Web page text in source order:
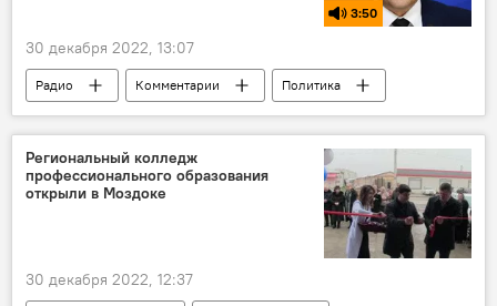
3:50
30 декабря 2022, 13:07
Радио Комментарии
Политика
Итоги года
Региональный колледж
профессионального образования
открыли в Моздоке
30 декабря 2022, 12:37